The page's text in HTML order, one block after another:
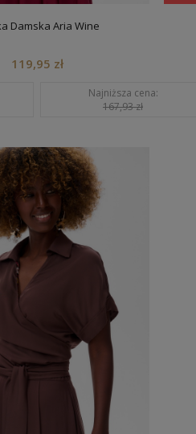
Damska Aria Wine
119,95 zł
Najniższa cena:
167,93 zł